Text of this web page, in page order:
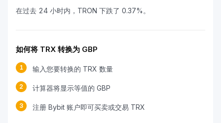
在过去 24 小时内，TRON 下跌了 0.37%。
如何将 TRX 转换为 GBP
1 输入您要转换的 TRX 数量
2 计算器将显示等值的 GBP
3 注册 Bybit 账户即可买卖或交易 TRX